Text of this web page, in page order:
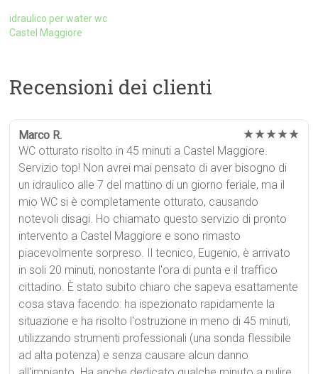
idraulico per water wc
Castel Maggiore
Recensioni dei clienti
Marco R. ★★★★★
WC otturato risolto in 45 minuti a Castel Maggiore.
Servizio top! Non avrei mai pensato di aver bisogno di
un idraulico alle 7 del mattino di un giorno feriale, ma il
mio WC si è completamente otturato, causando
notevoli disagi. Ho chiamato questo servizio di pronto
intervento a Castel Maggiore e sono rimasto
piacevolmente sorpreso. Il tecnico, Eugenio, è arrivato
in soli 20 minuti, nonostante l'ora di punta e il traffico
cittadino. È stato subito chiaro che sapeva esattamente
cosa stava facendo: ha ispezionato rapidamente la
situazione e ha risolto l'ostruzione in meno di 45 minuti,
utilizzando strumenti professionali (una sonda flessibile
ad alta potenza) e senza causare alcun danno